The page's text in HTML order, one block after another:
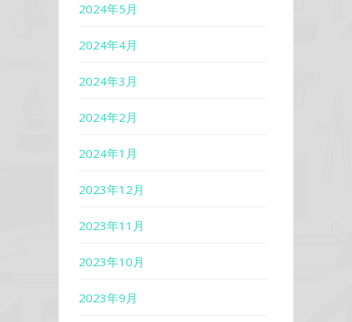
2024年5月
2024年4月
2024年3月
2024年2月
2024年1月
2023年12月
2023年11月
2023年10月
2023年9月